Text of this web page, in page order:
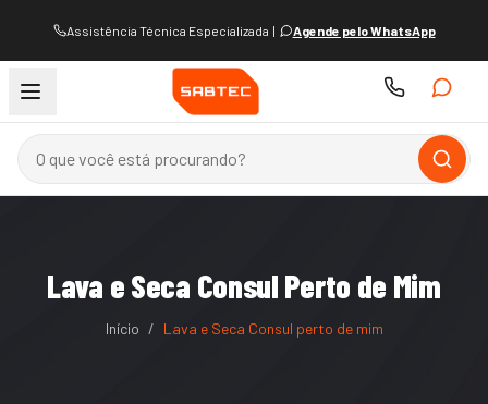
Assistência Técnica Especializada | Agende pelo WhatsApp
Lava e Seca Consul Perto de Mim
Início / Lava e Seca Consul perto de mim